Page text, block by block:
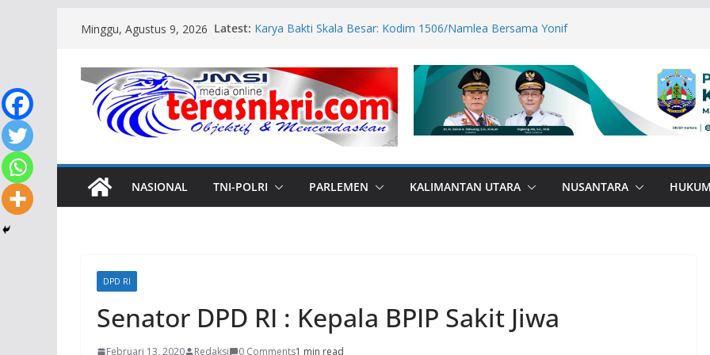
Minggu, Agustus 9, 2026 Latest: Karya Bakti Skala Besar: Kodim 1506/Namlea Bersama Yonif
Bupati Nunukan Irwan Sabri Canangkan BSPS 2026, 916
Rumah Warga Perbatasan Dapat Bantuan
Luncurkan GERNAS RANA di Perbatasan, Bupati Nunukan
Targetkan Sekolah Bebas Bullying
Sekprov Pastikan TPP ASN Tetap Dibayarkan
Berkibar di Perbatasan RI–Malaysia Pulau Sebatik
NASIONAL
TNI-POLRI PARLEMEN KALIMANTAN UTARA NUSANTARA
DPD RI
Senator DPD RI : Kepala BPIP Sakit Jiwa
Februari 13, 2020 Redaksi 0 Comments1 min read